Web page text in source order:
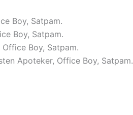
Boy, Satpam.
Boy, Satpam.
Boy, Satpam.
Apoteker, Office Boy, Satpam.